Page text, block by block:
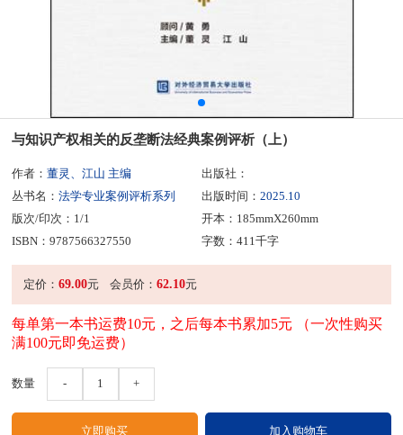
与知识产权相关的反垄断法经典案例评析（上）
作者： 董灵、江山 主编
出版社：
丛书名： 法学专业案例评析系列 出版时间： 2025.10
版次/印次：1/1
开本：185mmX260mm
ISBN：9787566327550
字数：411千字
定价： 69.00元 会员价：62.10元
每单第一本书运费10元，之后每本书累加5元 （一次性购买
满100元即免运费）
数量 - 1 +